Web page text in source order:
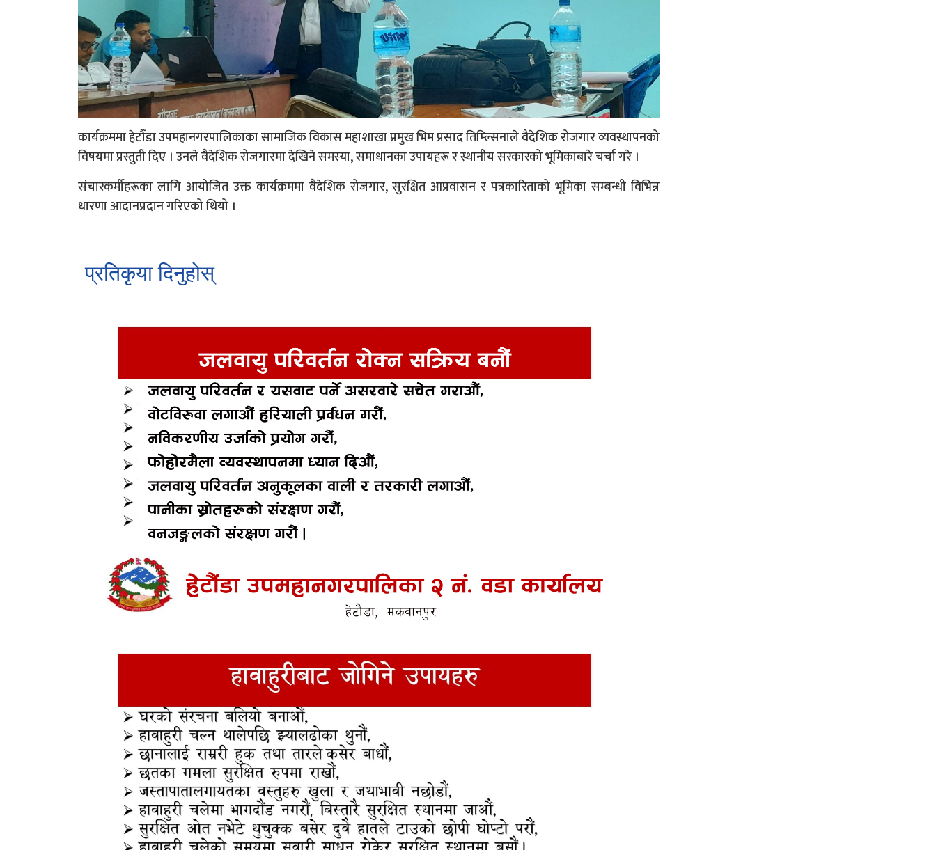
कार्यक्रममा हेटौँडा उपमहानगरपालिकाका सामाजिक विकास महाशाखा प्रमुख भिम प्रसाद तिम्ल्सिनाले वैदेशिक रोजगार व्यवस्थापनको
विषयमा प्रस्तुती दिए । उनले वैदेशिक रोजगारमा देखिने समस्या, समाधानका उपायहरू र स्थानीय सरकारको भूमिकाबारे चर्चा गरे ।
संचारकर्मीहरूका लागि आयोजित उक्त कार्यक्रममा वैदेशिक रोजगार, सुरक्षित आप्रवासन र पत्रकारिताको भूमिका सम्बन्धी विभिन्न
धारणा आदानप्रदान गरिएको थियो ।
प्रतिकृया दिनुहोस्